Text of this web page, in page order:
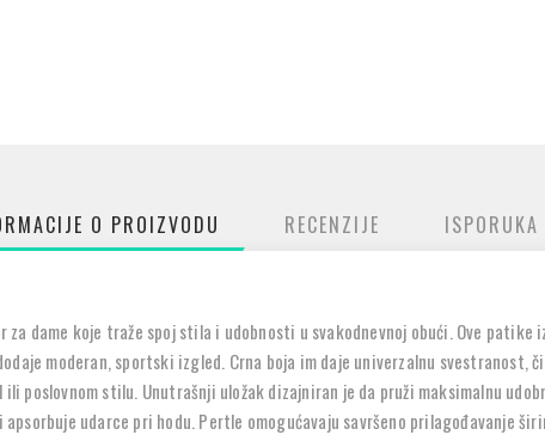
O PROIZVODU RECENZIJE ISPORUKA
za dame koje traže spoj stila i udobnosti u svakodnevnoj obući. Ove
moderan, sportski izgled. Crna boja im daje univerzalnu svestranost,
poslovnom stilu. Unutrašnji uložak dizajniran je da pruži maksimalnu
udarce pri hodu. Pertle omogućavaju savršeno prilagođavanje